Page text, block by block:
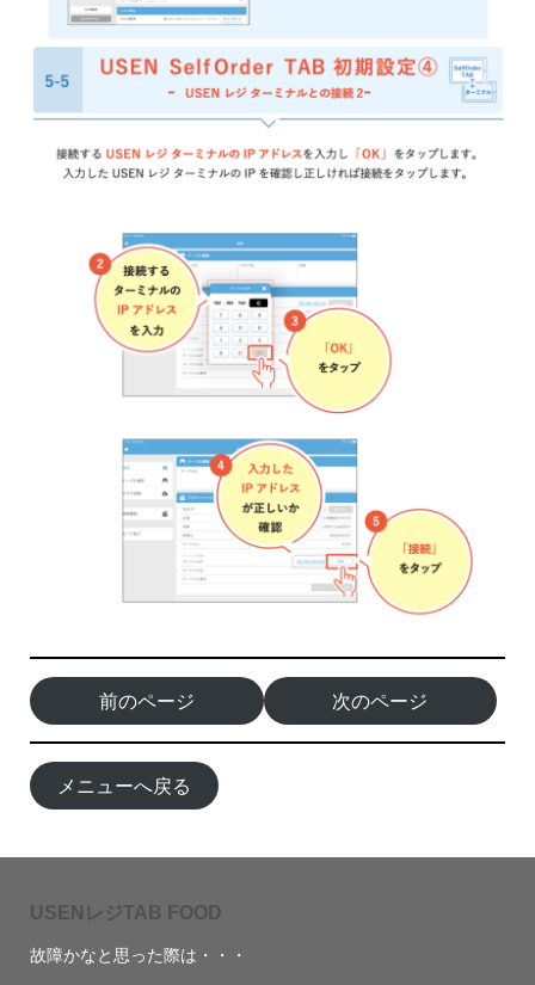
前のページ 次のページ
メニューへ戻る
USENレジTAB FOOD
故障かなと思った際は・・・